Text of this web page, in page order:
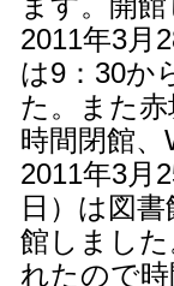
2011年3月
は9：30か
た。また
時間閉館
2011年3月
日）は図
館しまし
れたので